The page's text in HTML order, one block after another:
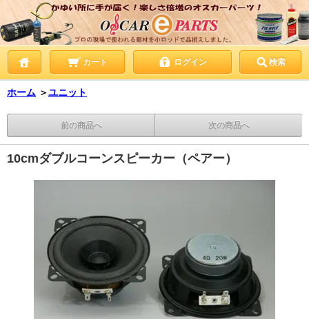
カート ログイン 検索
ホーム ＞ユニット
前の商品へ 次の商品へ
10cmダブルコーンスピーカー（ペアー）